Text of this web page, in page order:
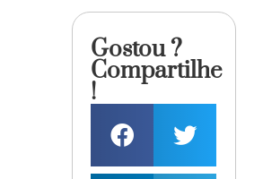
Gostou ?
Compartilhe
!